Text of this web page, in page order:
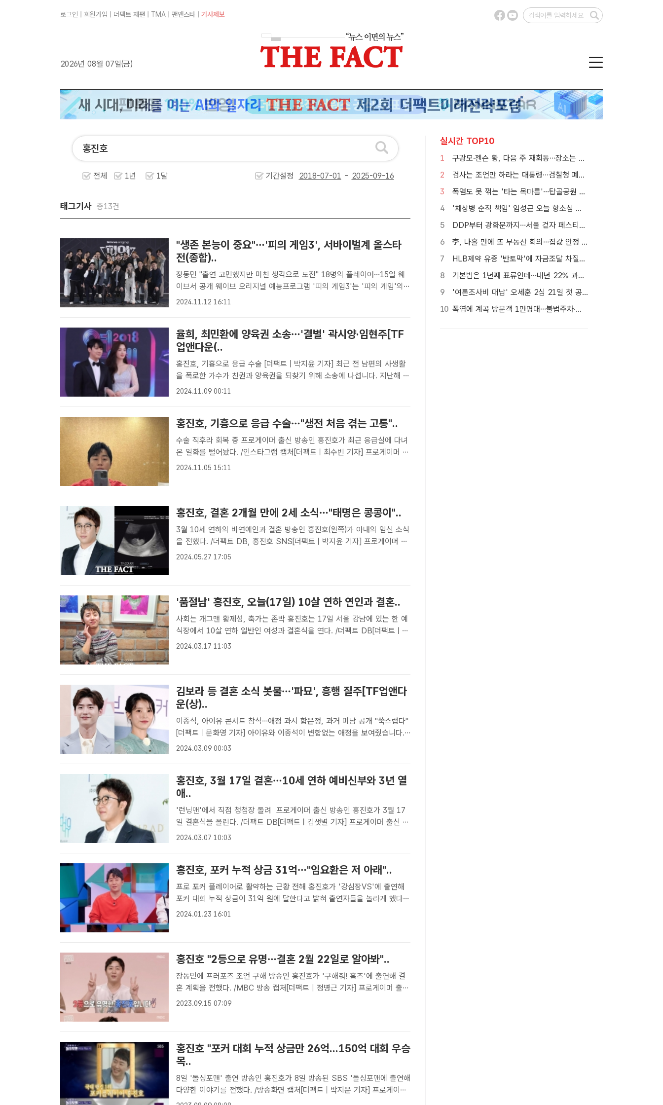
로그인 회원가입 더팩트 재팬 TMA 팬앤스타 기사제보
2026년 08월 07일(금)
전체 1년 1달 기간설정 -
태그기사 총13건
"생존 본능이 중요"…'피의 게임3', 서바이벌계 올스타
전(종합)..
장동민 "출연 고민했지만 미친 생각으로 도전" 18명의 플레이어…15일 웨
이브서 공개 웨이브 오리지널 예능프로그램 '피의 게임3'는 '피의 게임'의
세 번째 시즌으로 두뇌, 피지컬 최강자들이 사냥할 것인지 혹은 사냥당할 것
2024.11.12 16:11
율희, 최민환에 양육권 소송…'결별' 곽시양·임현주[TF
업앤다운(..
홍진호, 기흉으로 응급 수술 [더팩트｜박지윤 기자] 최근 전 남편의 사생활
을 폭로한 가수가 친권과 양육권을 되찾기 위해 소송에 나섭니다. 지난해 공
개 열애를 시작한 두 배우가 약 1년 만에 결별 소식을 알렸습니다. 또한 여
2024.11.09 00:11
홍진호, 기흉으로 응급 수술…"생전 처음 겪는 고통"..
수술 직후라 회복 중 프로게이머 출신 방송인 홍진호가 최근 응급실에 다녀
온 일화를 털어놨다. /인스타그램 캡처[더팩트ㅣ최수빈 기자] 프로게이머 출
신 방송인 홍진호가 기흉 수술을 받고 회복 중이라고 전했다.홍진호는 5일
2024.11.05 15:11
홍진호, 결혼 2개월 만에 2세 소식…"태명은 콩콩이"..
3월 10세 연하의 비연예인과 결혼 방송인 홍진호(왼쪽)가 아내의 임신 소식
을 전했다. /더팩트 DB, 홍진호 SNS[더팩트｜박지윤 기자] 프로게이머 출
신 홍진호가 아빠가 된다.홍진호는 27일 자신의 SNS에 "너무 감사하게도
2024.05.27 17:05
'품절남' 홍진호, 오늘(17일) 10살 연하 연인과 결혼..
사회는 개그맨 황제성, 축가는 존박 홍진호는 17일 서울 강남에 있는 한 예
식장에서 10살 연하 일반인 여성과 결혼식을 연다. /더팩트 DB[더팩트ㅣ장
병문 기자] 프로게이머 출신 방송인 홍진호(42)가 17일 결혼한다.홍진호는
2024.03.17 11:03
김보라 등 결혼 소식 봇물…'파묘', 흥행 질주[TF업앤다
운(상)..
이종석, 아이유 콘서트 참석…애정 과시 함은정, 과거 미담 공개 "쑥스럽다"
[더팩트ㅣ문화영 기자] 아이유와 이종석이 변함없는 애정을 보여줬습니다.
배우 김보라는 조바른 감독과 홍진호는 비연예인과 결혼합니다.그런가 하면
2024.03.09 00:03
홍진호, 3월 17일 결혼…10세 연하 예비신부와 3년 열
애..
'런닝맨'에서 직접 청첩장 돌려 프로게이머 출신 방송인 홍진호가 3월 17
일 결혼식을 올린다. /더팩트 DB[더팩트ㅣ김샛별 기자] 프로게이머 출신 방
송인 홍진호가 10세 연하 연인과 결혼한다.7일 OSEN에 따르면 홍진호가
2024.03.07 10:03
홍진호, 포커 누적 상금 31억…"임요환은 저 아래"..
프로 포커 플레이어로 활약하는 근황 전해 홍진호가 '강심장VS'에 출연해
포커 대회 누적 상금이 31억 원에 달한다고 밝혀 출연자들을 놀라게 했다.
/SBS[더팩트 | 정병근 기자] 프로게이머 출신 프로 포커 플레이어 홍진호가
2024.01.23 16:01
홍진호 "2등으로 유명…결혼 2월 22일로 알아봐"..
장동민에 프러포즈 조언 구해 방송인 홍진호가 '구해줘! 홈즈'에 출연해 결
혼 계획을 전했다. /MBC 방송 캡처[더팩트 | 정병근 기자] 프로게이머 출신
으로 지금은 포커플레이어로 활동하고 있는 방송인 홍진호가 내년 3월 결혼
2023.09.15 07:09
홍진호 "포커 대회 누적 상금만 26억...150억 대회 우승
목..
8일 '돌싱포맨' 출연 방송인 홍진호가 8일 방송된 SBS '돌싱포맨에 출연해
다양한 이야기를 전했다. /방송화면 캡처[더팩트｜박지윤 기자] 프로게이머
출신 방송인 홍진호가 포커 플레이어로서 남다른 포부를 밝혔다.홍진호는
실시간 TOP10
1
구광모·젠슨 황, 다음 주 재회동…장소는 실리콘밸리
2
검사는 조언만 하라는 대통령…검찰청 폐지 앞둔 합수본 '딜레마'
3
폭염도 못 꺾는 '타는 목마름'…탑골공원 아리수 냉장고 가보니
4
'채상병 순직 책임' 임성근 오늘 항소심 선고…1심 징역 3년
5
DDP부터 광화문까지…서울 걷자 페스티벌 참가자 5000명 모집
6
李, 나흘 만에 또 부동산 회의…집값 안정 승부처 '공급' 점검
7
HLB제약 유증 '반토막'에 자금조달 차질…R&D 줄이고 채무상환금 제외
8
기본법은 1년째 표류인데…내년 22% 과세 강행, 가상자산 투자자 반발 확산
9
'여론조사비 대납' 오세훈 2심 21일 첫 공판…1심 당선무효형
10
폭염에 계곡 방문객 1만명대…불법주차·쓰레기는 골치